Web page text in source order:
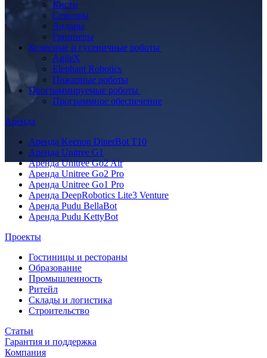
Кисти
Сенсоры
Лидары
Грипперы
Колесные и гусеничные роботы
AgileX
Elephant Robotics
Пожарные роботы
Программируемые роботы
Программное обеспечение
Аренда
Аренда Keenon DinerBot T10
Аренда Unitree G1
Аренда Unitree Go2 Air
Аренда Unitree Go2 Pro
Аренда Unitree Go1 Pro
Аренда DeepRobotics Lite3 Venture
Аренда Pudu BellaBot
Аренда Pudu KettyBot
Проекты
Гостиницы и рестораны
Образование
Промышленность
Ритейл
Склады и логистика
Строительство
Статьи
Гарантия и поддержка
Компания